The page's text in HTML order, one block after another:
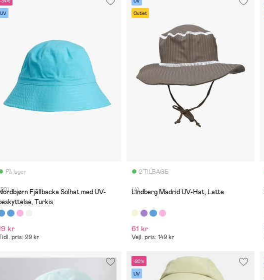
UV
På lager
Fjällbacka Solhat med UV-
Turkis
kr
pris: 29 kr
Outlet
2 TILBAGE
(4)
Lindberg Madrid UV-Hat, Latte
61 kr
Vejl. pris: 149 kr
-20%
UV